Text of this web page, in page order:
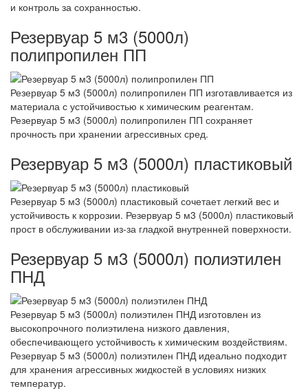
и контроль за сохранностью.
Резервуар 5 м3 (5000л)
полипропилен ПП
Резервуар 5 м3 (5000л) полипропилен ПП изготавливается из
материала с устойчивостью к химическим реагентам.
Резервуар 5 м3 (5000л) полипропилен ПП сохраняет
прочность при хранении агрессивных сред.
Резервуар 5 м3 (5000л) пластиковый
Резервуар 5 м3 (5000л) пластиковый сочетает легкий вес и
устойчивость к коррозии. Резервуар 5 м3 (5000л) пластиковый
прост в обслуживании из-за гладкой внутренней поверхности.
Резервуар 5 м3 (5000л) полиэтилен
ПНД
Резервуар 5 м3 (5000л) полиэтилен ПНД изготовлен из
высокопрочного полиэтилена низкого давления,
обеспечивающего устойчивость к химическим воздействиям.
Резервуар 5 м3 (5000л) полиэтилен ПНД идеально подходит
для хранения агрессивных жидкостей в условиях низких
температур.